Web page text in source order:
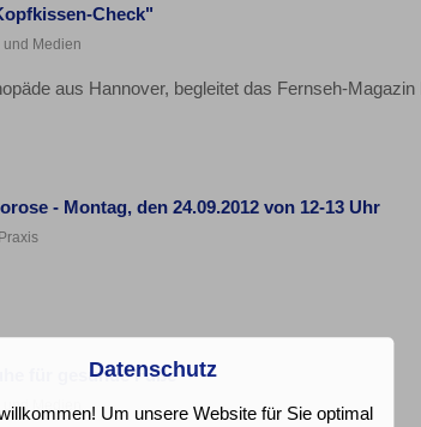
Check"
und Medien
aus Hannover, begleitet das Fernseh-Magazin
- Montag, den 24.09.2012 von 12-13 Uhr
für gesunde Füße"
und Medien
Datenschutz
Um unsere Website für Sie optimal